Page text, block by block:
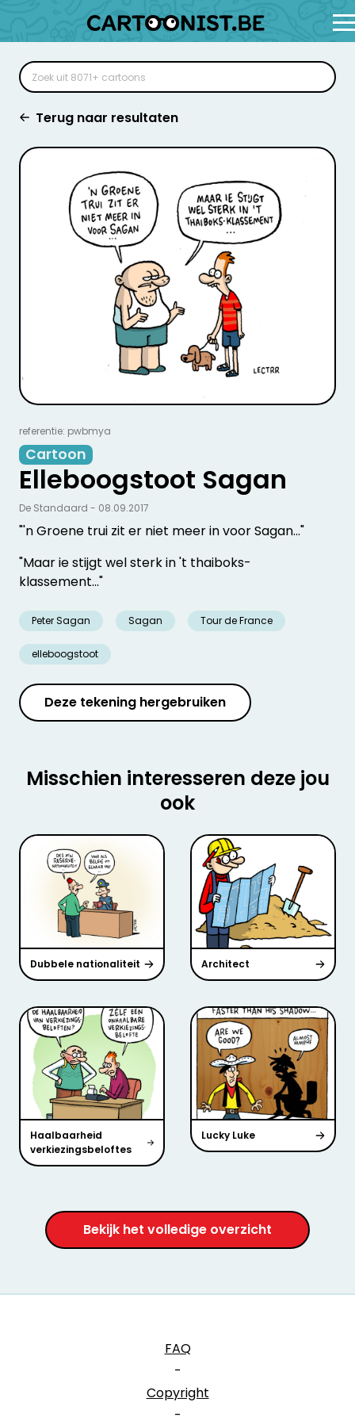
Terug naar resultaten
referentie: pwbmya
Cartoon
Elleboogstoot Sagan
"'n Groene trui zit er niet meer in voor Sagan..."
"Maar ie stijgt wel sterk in 't thaiboks-
klassement..."
Peter Sagan Sagan Tour de France
elleboogstoot
De Standaard - 08.09.2017
Deze tekening hergebruiken
Misschien interesseren deze jou
ook
Dubbele nationaliteit Architect
Haalbaarheid
verkiezingsbeloftes
Lucky Luke
Bekijk het volledige overzicht
FAQ
-
Copyright
-